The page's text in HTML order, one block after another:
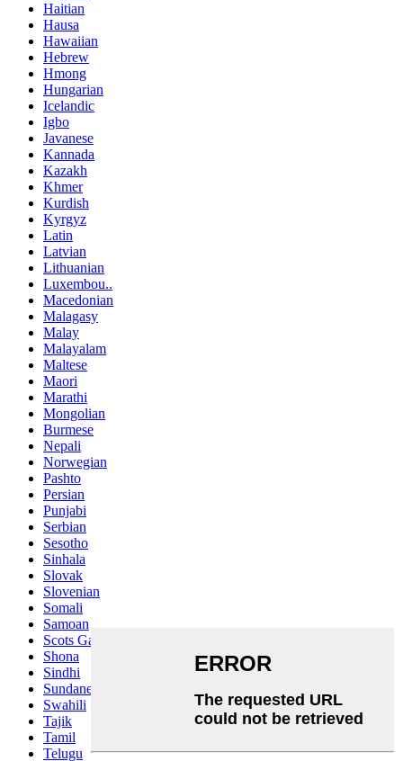
Haitian
Hausa
Hawaiian
Hebrew
Hmong
Hungarian
Icelandic
Igbo
Javanese
Kannada
Kazakh
Khmer
Kurdish
Kyrgyz
Latin
Latvian
Lithuanian
Luxembou..
Macedonian
Malagasy
Malay
Malayalam
Maltese
Maori
Marathi
Mongolian
Burmese
Nepali
Norwegian
Pashto
Persian
Punjabi
Serbian
Sesotho
Sinhala
Slovak
Slovenian
Somali
Samoan
Scots Gaelic
Shona
Sindhi
Sundanese
Swahili
Tajik
Tamil
Telugu